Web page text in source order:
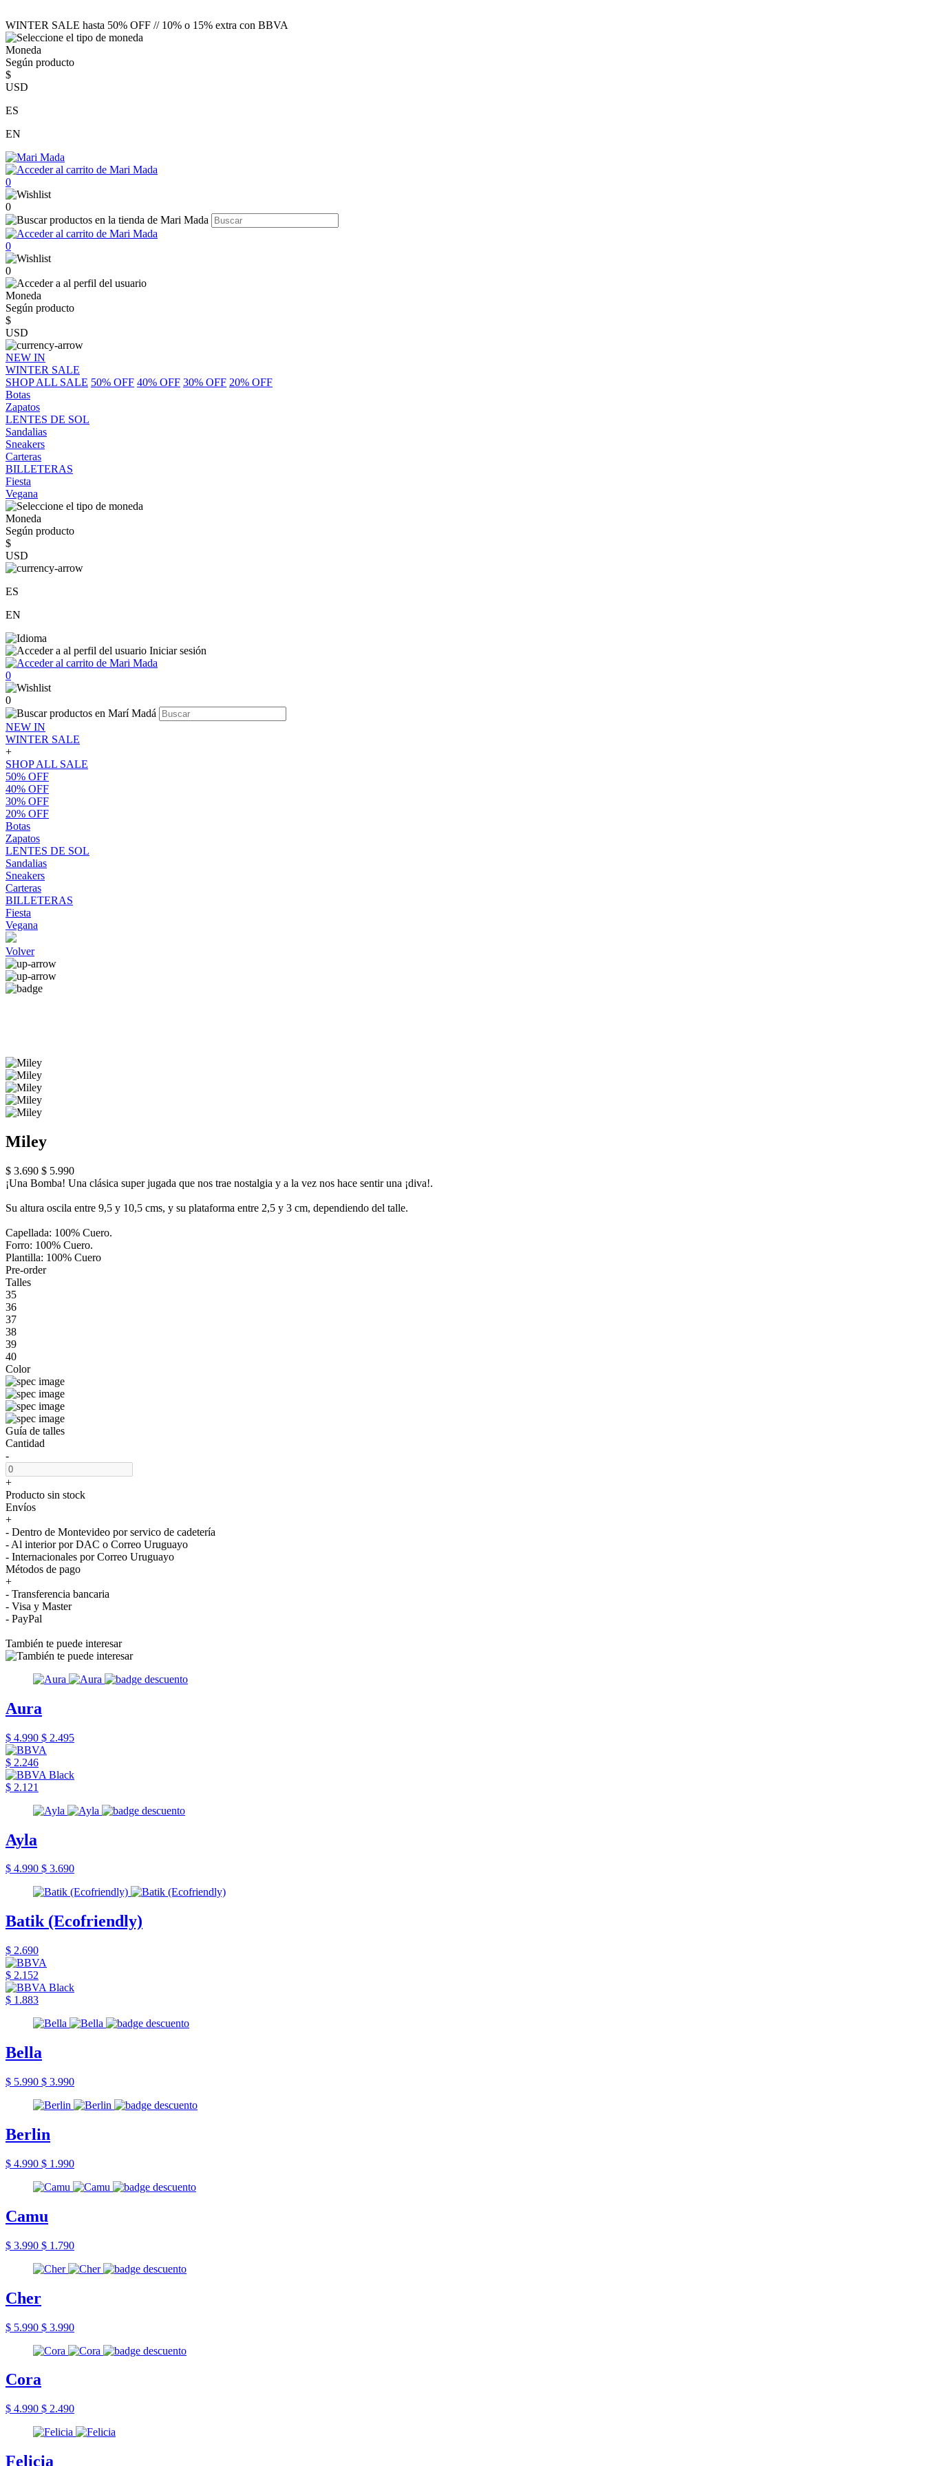
WINTER SALE hasta 50% OFF // 10% o 15% extra con BBVA
Moneda
Según producto
$
USD
ES
EN
0
0
0
0
Moneda
Según producto
$
USD
NEW IN
WINTER SALE
SHOP ALL SALE 50% OFF 40% OFF 30% OFF 20% OFF
Botas
Zapatos
LENTES DE SOL
Sandalias
Sneakers
Carteras
BILLETERAS
Fiesta
Vegana
Moneda
Según producto
$
USD
ES
EN
Iniciar sesión
0
0
NEW IN
WINTER SALE
+
SHOP ALL SALE
50% OFF
40% OFF
30% OFF
20% OFF
Botas
Zapatos
LENTES DE SOL
Sandalias
Sneakers
Carteras
BILLETERAS
Fiesta
Vegana
Volver
Miley
$ 3.690 $ 5.990
¡Una Bomba! Una clásica super jugada que nos trae nostalgia y a la vez nos hace sentir una ¡diva!.
Su altura oscila entre 9,5 y 10,5 cms, y su plataforma entre 2,5 y 3 cm, dependiendo del talle.
Capellada: 100% Cuero.
Forro: 100% Cuero.
Plantilla: 100% Cuero
Pre-order
Talles
35
36
37
38
39
40
Color
Guía de talles
Cantidad
-
+
Producto sin stock
Envíos
+
- Dentro de Montevideo por servico de cadetería
- Al interior por DAC o Correo Uruguayo
- Internacionales por Correo Uruguayo
Métodos de pago
+
- Transferencia bancaria
- Visa y Master
- PayPal
También te puede interesar
Aura
$ 4.990 $ 2.495
$ 2.246
$ 2.121
Ayla
$ 4.990 $ 3.690
Batik (Ecofriendly)
$ 2.690
$ 2.152
$ 1.883
Bella
$ 5.990 $ 3.990
Berlin
$ 4.990 $ 1.990
Camu
$ 3.990 $ 1.790
Cher
$ 5.990 $ 3.990
Cora
$ 4.990 $ 2.490
Felicia